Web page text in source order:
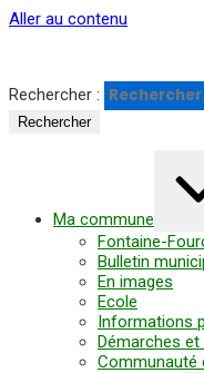
Panneau de gestion des
Aller au contenu
Rechercher :
Ma commune
Fontaine-
Bulletin
En images
Ecole
Informations
Démarches
Communauté